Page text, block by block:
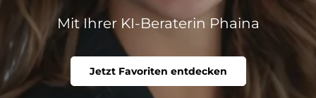
Mit Ihrer KI-Beraterin Phaina
Jetzt Favoriten entdecken